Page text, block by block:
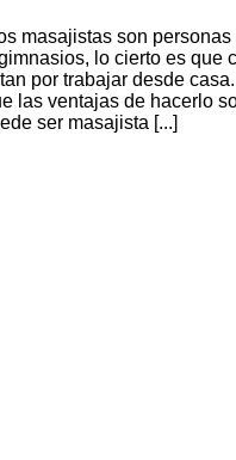
masajistas son personas
lo cierto es que
por trabajar desde
las ventajas de hacerlo
ser masajista [...]